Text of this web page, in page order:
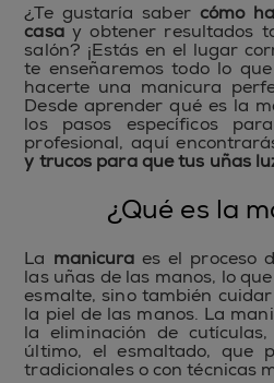
¿Te gustaría saber cómo
casay obtener resultados
salón? ¡Estás en el lugar
te enseñaremos todo lo
hacerte una manicura
Desde aprender qué es la
los pasos específicos
profesional, aquí
y trucos para que tus uñas
¿Qué es la
La manicura es el proceso
las uñas de las manos, lo
esmalte, sino también
la piel de las manos. La
la eliminación de
último, el esmaltado, que
tradicionales o con técnicas